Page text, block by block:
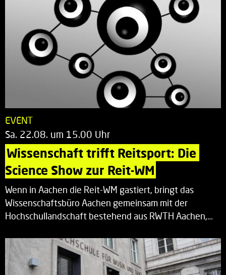
EVENT
Sa. 22.08. um 15.00 Uhr
Wissenschaft trifft Reitsport: Die
Science Show zur Reit-WM
Wenn in Aachen die Reit-WM gastiert, bringt das
Wissenschaftsbüro Aachen gemeinsam mit der
Hochschullandschaft bestehend aus RWTH Aachen,…